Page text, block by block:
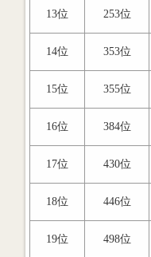
13位 253位
14位 353位
15位 355位
16位 384位
17位 430位
18位 446位
19位 498位